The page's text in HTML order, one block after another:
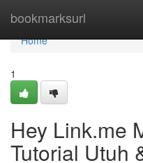
bookmarksurl
Home
Home
1
Hey Link.me
Tutorial Utuh